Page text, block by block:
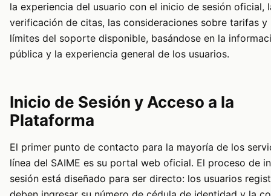
la experiencia del usuario con el inicio de sesión oficial,
verificación de citas, las consideraciones sobre tarifas y
límites del soporte disponible, basándose en la
pública y la experiencia general de los usuarios.
Inicio de Sesión y Acceso a la
Plataforma
El primer punto de contacto para la mayoría de los
línea del SAIME es su portal web oficial. El proceso de
sesión está diseñado para ser directo: los usuarios